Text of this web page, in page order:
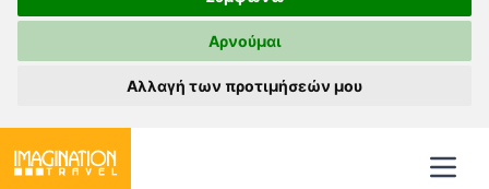
Αρνούμαι
Αλλαγή των προτιμήσεών μου